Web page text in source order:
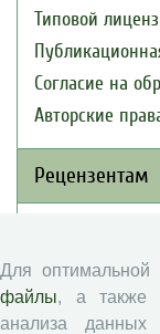
Типовой
Согласие на
Авторские
Рецензентам
Положение о
Форма
Для
файлы, а также
анализа